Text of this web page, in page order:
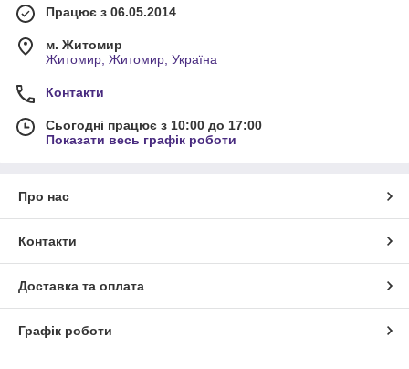
Працює з 06.05.2014
м. Житомир
Житомир, Житомир, Україна
Контакти
Сьогодні працює з 10:00 до 17:00
Показати весь графік роботи
Про нас
Контакти
Доставка та оплата
Графік роботи